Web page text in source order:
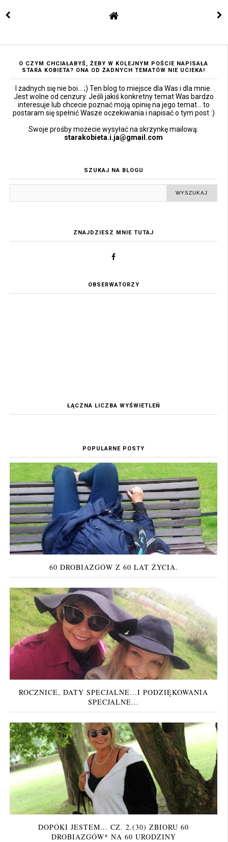
O CZYM CHCIAŁABYŚ, ŻEBY W KOLEJNYM POŚCIE NAPISAŁA
STARA KOBIETA? ONA OD ŻADNYCH TEMATÓW NIE UCIEKA!
I żadnych się nie boi... ;) Ten blog to miejsce dla Was i dla mnie.
Jest wolne od cenzury. Jeśli jakiś konkretny temat Was bardzo
interesuje lub chcecie poznać moją opinię na jego temat... to
postaram się spełnić Wasze oczekiwania i napisać o tym post :)
Swoje prośby możecie wysyłać na skrzynkę mailową:
starakobieta.i.ja@gmail.com
SZUKAJ NA BLOGU
ZNAJDZIESZ MNIE TUTAJ
OBSERWATORZY
ŁĄCZNA LICZBA WYŚWIETLEŃ
POPULARNE POSTY
60 DROBIAZGÓW Z 60 LAT ŻYCIA.
ROCZNICE, DATY SPECJALNE...I PODZIĘKOWANIA
SPECJALNE...
DOPÓKI JESTEM... CZ. 2.(30) ZBIORU 60
DROBIAZGÓW* NA 60 URODZINY